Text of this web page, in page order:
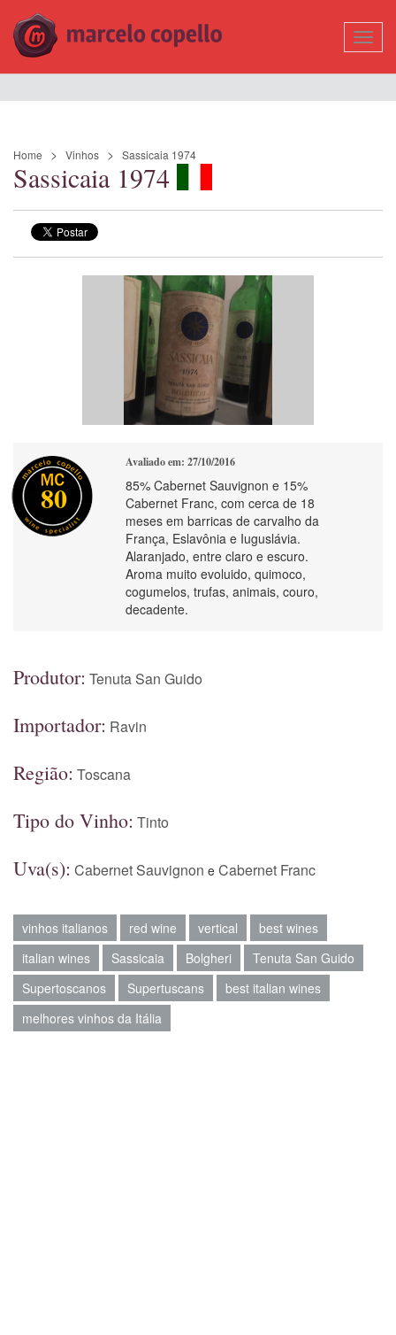
Home Vinhos Sassicaia 1974
Sassicaia 1974
80
Avaliado em: 27/10/2016
85% Cabernet Sauvignon e 15%
Cabernet Franc, com cerca de 18
meses em barricas de carvalho da
França, Eslavônia e Iuguslávia.
Alaranjado, entre claro e escuro.
Aroma muito evoluido, quimoco,
cogumelos, trufas, animais, couro,
decadente.
Produtor: Tenuta San Guido
Importador: Ravin
Região: Toscana
Tipo do Vinho: Tinto
Uva(s): Cabernet Sauvignon e Cabernet Franc
vinhos italianos red wine vertical
best wines
italian wines
Sassicaia Bolgheri
Tenuta San Guido
Supertoscanos
Supertuscans
best italian wines
melhores vinhos da Itália